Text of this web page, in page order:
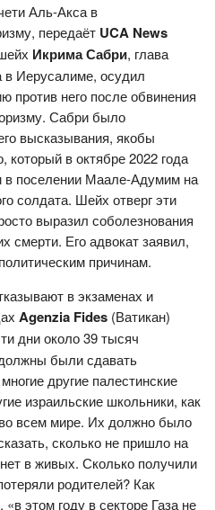
Аль-Акса в
передаёт UCA News
Икрима Сабри, глава
в Иерусалиме, осудил
против него после обвинения
Сабри было
высказывания, якобы
в октябре 2022 года
в поселении Маале-Адумим на
солдата. Шейх отверг эти
выразил соболезнования
смерти. Его адвокат заявил,
причинам.
в экзаменах и
Agenzia Fides (Ватикан)
дни около 39 тысяч
были сдавать
другие палестинские
израильские школьники, как
всем мире. Их должно было
сколько не пришло на
в живых. Сколько получили
родителей? Как
этом году в секторе Газа не